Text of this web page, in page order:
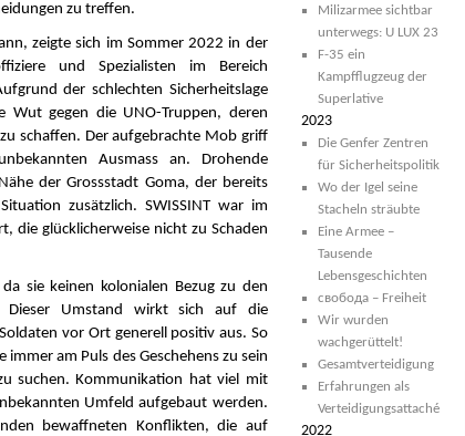
zu treffen.
zeigte sich im Sommer 2022 in der
und Spezialisten im Bereich
der schlechten Sicherheitslage
Wut gegen die UNO-Truppen, deren
schaffen. Der aufgebrachte Mob griff
Ausmass an. Drohende
der Grossstadt Goma, der bereits
zusätzlich. SWISSINT war im
die glücklicherweise nicht zu Schaden
sie keinen kolonialen Bezug zu den
Dieser Umstand wirkt sich auf die
vor Ort generell positiv aus. So
am Puls des Geschehens zu sein
suchen. Kommunikation hat viel mit
Umfeld aufgebaut werden.
bewaffneten Konflikten, die auf
Milizarmee sichtbar
unterwegs: U LUX 23
F-35 ein
Kampfflugzeug der
Superlative
2023
Die Genfer Zentren
für Sicherheitspolitik
Wo der Igel seine
Stacheln sträubte
Eine Armee –
Tausende
Lebensgeschichten
свобода – Freiheit
Wir wurden
wachgerüttelt!
Gesamtverteidigung
Erfahrungen als
Verteidigungsattaché
2022